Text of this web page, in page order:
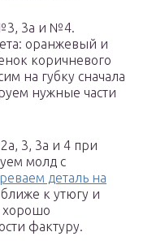
3а и №4.
оранжевый и
коричневого
на губку сначала
нужные части
3, 3а и 4 при
молд с
деталь на
к утюгу и
хорошо
фактуру.